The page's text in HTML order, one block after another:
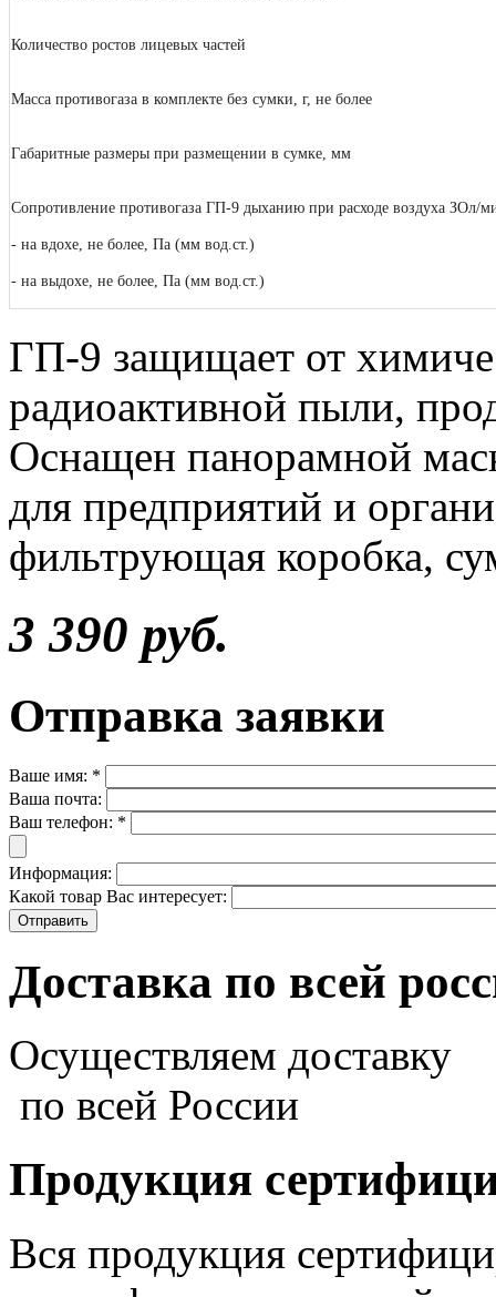
Количество ростов лицевых частей
Масса противогаза в комплекте без сумки, г, не более
Габаритные размеры при размещении в сумке, мм
Сопротивление противогаза ГП-9 дыханию при расходе воздуха ЗОл/
- на вдохе, не более, Па (мм вод.ст.)
- на выдохе, не более, Па (мм вод.ст.)
ГП-9 защищает от
радиоактивной пыли,
Оснащен панорамной
для предприятий и
фильтрующая коробка,
3 390 руб.
Отправка заявки
Ваше имя: *
Ваша почта:
Ваш телефон: *
Информация:
Какой товар Вас интересует:
Доставка по всей
Осуществляем доставку
по всей России
Продукция
Вся продукция